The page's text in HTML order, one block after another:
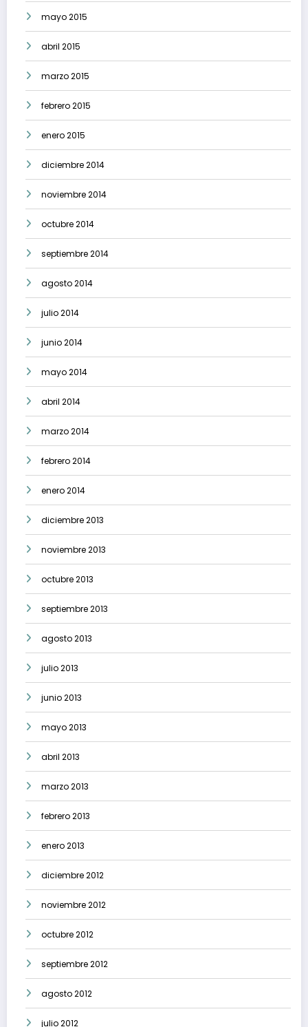
mayo 2015
abril 2015
marzo 2015
febrero 2015
enero 2015
diciembre 2014
noviembre 2014
octubre 2014
septiembre 2014
agosto 2014
julio 2014
junio 2014
mayo 2014
abril 2014
marzo 2014
febrero 2014
enero 2014
diciembre 2013
noviembre 2013
octubre 2013
septiembre 2013
agosto 2013
julio 2013
junio 2013
mayo 2013
abril 2013
marzo 2013
febrero 2013
enero 2013
diciembre 2012
noviembre 2012
octubre 2012
septiembre 2012
agosto 2012
julio 2012